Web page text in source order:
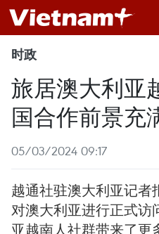
时政
旅居澳大利亚
国合作前景充
05/03/2024 09:17
越通社驻澳大利亚记者
对澳大利亚进行正式访
亚越南人社群带来了更